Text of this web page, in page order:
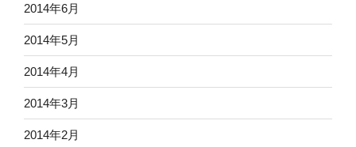
2014年6月
2014年5月
2014年4月
2014年3月
2014年2月